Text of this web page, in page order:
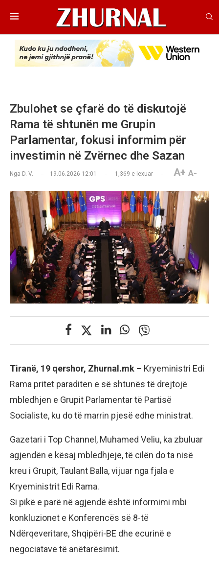
Zbulohet se çfarë do të diskutojë
Rama të shtunën me Grupin
Parlamentar, fokusi informim për
investimin në Zvërnec dhe Sazan
Nga D. V. 19.06.2026 12:01 1,369 e lexuar A+ A-
Tiranë, 19 qershor, Zhurnal.mk – Kryeministri Edi
Rama pritet paraditen e së shtunës të drejtojë
mbledhjen e Grupit Parlamentar të Partisë
Socialiste, ku do të marrin pjesë edhe ministrat.
Gazetari i Top Channel, Muhamed Veliu, ka zbuluar
agjendën e kësaj mbledhjeje, të cilën do ta nisë
kreu i Grupit, Taulant Balla, vijuar nga fjala e
Kryeministrit Edi Rama.
Si pikë e parë në agjendë është informimi mbi
konkluzionet e Konferencës së 8-të
Ndërqeveritare, Shqipëri-BE dhe ecurinë e
negociatave të anëtarësimit.